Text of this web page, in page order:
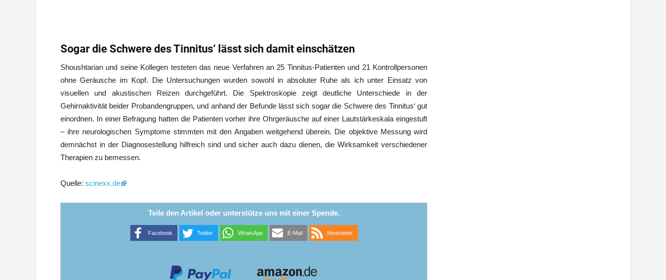
Sogar die Schwere des Tinnitus‘ lässt sich damit einschätzen
Shoushtarian und seine Kollegen testeten das neue Verfahren an 25 Tinnitus-Patienten und 21 Kontrollpersonen
ohne Geräusche im Kopf. Die Untersuchungen wurden sowohl in absoluter Ruhe als ich unter Einsatz von
visuellen und akustischen Reizen durchgeführt. Die Spektroskopie zeigt deutliche Unterschiede in der
Gehirnaktivität beider Probandengruppen, und anhand der Befunde lässt sich sogar die Schwere des Tinnitus‘ gut
einordnen. In einer Befragung hatten die Patienten vorher ihre Ohrgeräusche auf einer Lautstärkeskala eingestuft
– ihre neurologischen Symptome stimmten mit den Angaben weitgehend überein. Die objektive Messung wird
demnächst in der Diagnosestellung hilfreich sind und sicher auch dazu dienen, die Wirksamkeit verschiedener
Therapien zu bemessen.
Quelle: scinexx.de
Teile den Artikel oder unterstütze uns mit einer Spende.
Facebook Twitter WhatsApp E-Mail Newsletter